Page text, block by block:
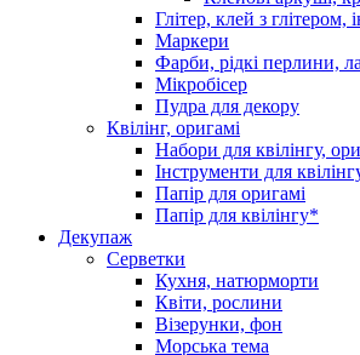
Глітер, клей з глітером,
Маркери
Фарби, рідкі перлини,
Мікробісер
Пудра для декору
Квілінг, оригамі
Набори для квілінгу,
Інструменти для
Папір для оригамі
Папір для квілінгу*
Декупаж
Серветки
Кухня, натюрморти
Квіти, рослини
Візерунки, фон
Морська тема